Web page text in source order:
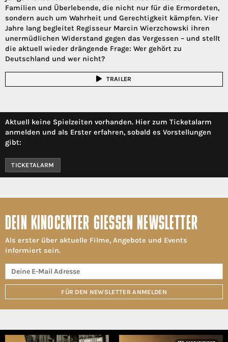
Familien und Überlebende, die nicht nur für die Ermordeten,
sondern auch um Wahrheit und Gerechtigkeit kämpfen. Vier
Jahre lang begleitet Regisseur Marcin Wierzchowski ihren
unermüdlichen Widerstand gegen das Vergessen – und stellt
die aktuell wieder drängende Frage: Wer gehört zu
Deutschland und wer nicht?
TRAILER
Aktuell keine Spielzeiten vorhanden. Hier zum Ticketalarm
anmelden und als Erster erfahren, sobald es Vorstellungen
gibt:
TICKETALARM
DEIN KINOCENTER GIESSEN NEWSLETTER
Als erster über aktuelle Filme, Angebote und Events
informiert sein.
FÜR DEN NEWSLETTER ANMELDEN